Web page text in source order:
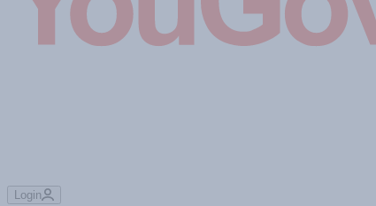
Login